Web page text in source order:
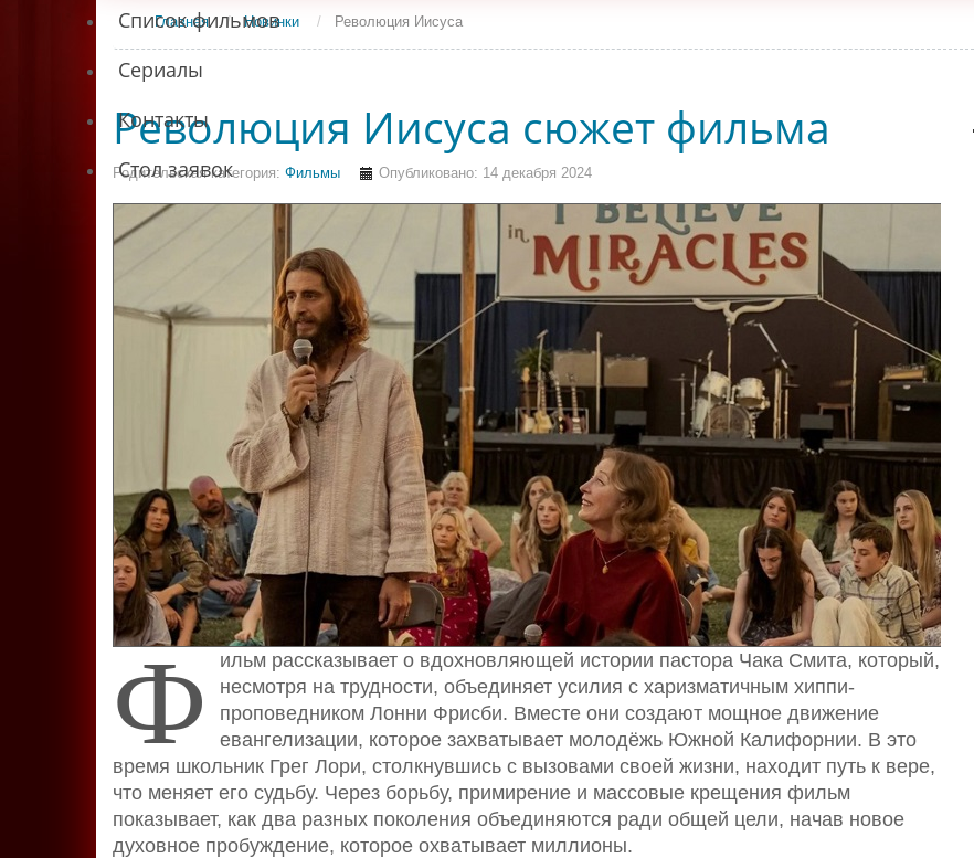
Список фильмов
Сериалы
Контакты
Стол заявок
Главная / Новинки / Революция Иисуса
Революция Иисуса сюжет фильма
Родительская категория: Фильмы Опубликовано: 14 декабря 2024
Ф
ильм рассказывает о вдохновляющей истории пастора Чака Смита, который,
несмотря на трудности, объединяет усилия с харизматичным хиппи-
проповедником Лонни Фрисби. Вместе они создают мощное движение
евангелизации, которое захватывает молодёжь Южной Калифорнии. В это
время школьник Грег Лори, столкнувшись с вызовами своей жизни, находит путь к вере,
что меняет его судьбу. Через борьбу, примирение и массовые крещения фильм
показывает, как два разных поколения объединяются ради общей цели, начав новое
духовное пробуждение, которое охватывает миллионы.